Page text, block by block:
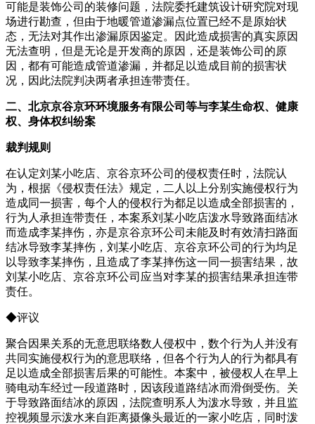
可能是装饰公司的装修问题，法院委托建筑设计研究院对现
场进行勘查，但由于地暖管道渗漏点位置已经不是原始状
态，无法对其作出渗漏原因鉴定。因此造成损害的真实原因
无法查明，但是无论是开发商的原因，还是装饰公司的原
因，都有可能造成管道渗漏，并都足以造成目前的损害状
况，因此法院判决两者承担连带责任。
二、北京京谷京环环境服务有限公司等与李某生命权、健康
权、身体权纠纷案
裁判规则
在认定刘某小吃店、京谷京环公司的侵权责任时，法院认
为，根据《侵权责任法》规定，二人以上分别实施侵权行为
造成同一损害，每个人的侵权行为都足以造成全部损害的，
行为人承担连带责任，本案系刘某小吃店泼水导致路面结冰
而造成李某摔伤，亦是京谷京环公司未能及时有效清扫路面
结冰导致李某摔伤，刘某小吃店、京谷京环公司的行为均足
以导致李某摔伤，且造成了李某摔伤这一同一损害结果，故
刘某小吃店、京谷京环公司应当对李某的损害结果承担连带
责任。
◆评议
聚合因果关系的无意思联络数人侵权中，数个行为人并没有
共同实施侵权行为的意思联络，但各个行为人的行为都具有
足以造成全部损害后果的可能性。本案中，被侵权人在早上
骑电动车经过一段道路时，因该段道路结冰而滑倒受伤。关
于导致路面结冰的原因，法院查明系人为泼水导致，并且监
控视频显示泼水来自距离摄像头最近的一家小吃店，同时泼